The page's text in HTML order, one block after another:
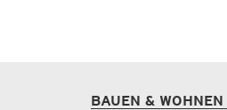
BAUEN & WOHNEN